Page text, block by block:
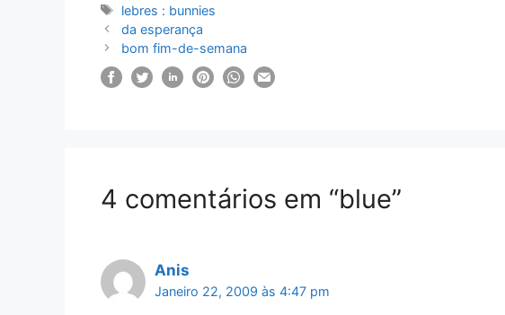
Etiquetas
lebres : bunnies
da esperança
bom fim-de-semana
4 comentários em “blue”
Anis
Janeiro 22, 2009 às 4:47 pm